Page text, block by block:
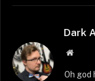
Dark
Strona
Oh god